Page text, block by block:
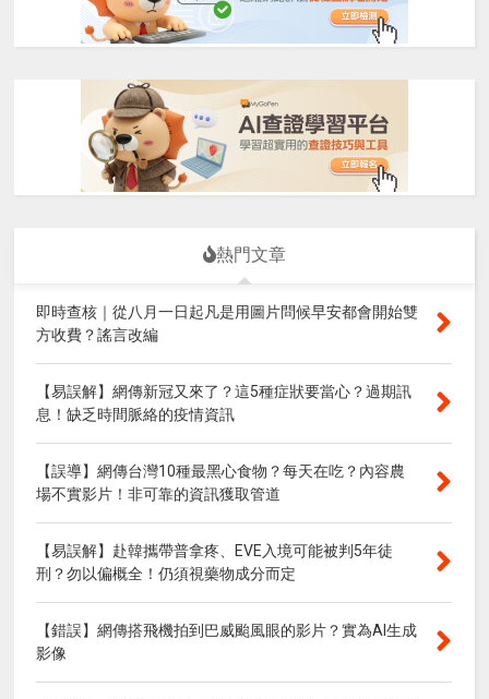
熱門文章
即時查核｜從八月一日起凡是用圖片問候早安都會開始雙
方收費？謠言改編
【易誤解】網傳新冠又來了？這5種症狀要當心？過期訊
息！缺乏時間脈絡的疫情資訊
【誤導】網傳台灣10種最黑心食物？每天在吃？內容農
場不實影片！非可靠的資訊獲取管道
【易誤解】赴韓攜帶普拿疼、EVE入境可能被判5年徒
刑？勿以偏概全！仍須視藥物成分而定
【錯誤】網傳搭飛機拍到巴威颱風眼的影片？實為AI生成
影像